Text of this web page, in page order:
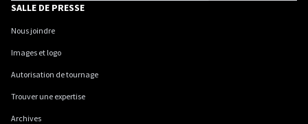
SALLE DE PRESSE
Nous joindre
Images et logo
Autorisation de tournage
Trouver une expertise
Archives